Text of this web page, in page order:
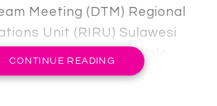
Meeting (DTM) Regional
Unit (RIRU) Sulawesi
yang digelar di Wale
Perwakilan Bank
CONTINUE READING